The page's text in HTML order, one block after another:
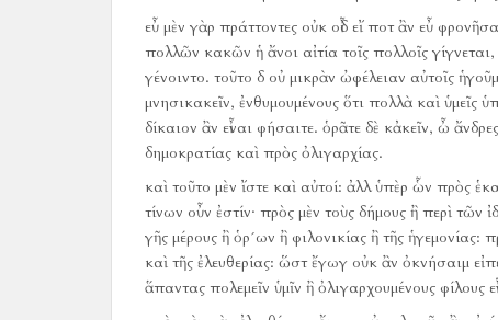
εὖ μὲν γὰρ πράττοντες οὐκ οἶδ εἴ ποτ ἂν εὖ
πολλῶν κακῶν ἡ ἄνοι αἰτία τοῖς πολλοῖς
γένοιντο. τοῦτο δ οὐ μικρὰν ὠφέλειαν αὐτοῖς
μνησικακεῖν, ἐνθυμουμένους ὅτι πολλὰ καὶ
δίκαιον ἂν εἶναι φήσαιτε. ὁρᾶτε δὲ κἀκεῖν, ὦ
δημοκρατίας καὶ πρὸς ὀλιγαρχίας.
καὶ τοῦτο μὲν ἴστε καὶ αὐτοί: ἀλλ ὑπὲρ ὧν πρὸς
τίνων οὖν ἐστίν· πρὸς μὲν τοὺς δήμους ἢ περὶ τῶν
γῆς μέρους ἢ ὁρ´ων ἢ φιλονικίας ἢ τῆς ἡγεμονίας:
καὶ τῆς ἐλευθερίας: ὥστ ἔγωγ οὐκ ἂν ὀκνήσαιμ
ἅπαντας πολεμεῖν ὑμῖν ἢ ὀλιγαρχουμένους φίλους